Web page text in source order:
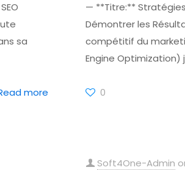
sa
more
— **Titre:**
Démontrer les
compétitif du
Engine Optimization)
0
Soft4One-Admin